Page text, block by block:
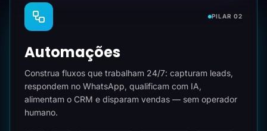
PILAR 02
Automações
Construa fluxos que trabalham 24/7: capturam leads,
respondem no WhatsApp, qualificam com IA,
alimentam o CRM e disparam vendas — sem operador
humano.